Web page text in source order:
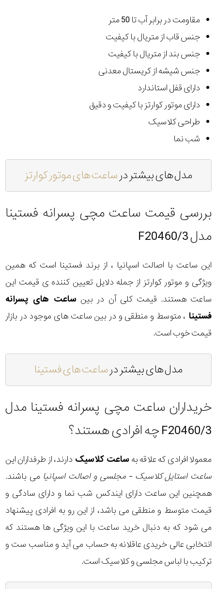
مقاومت در برابر آب تا 50 متر
جنس قاب از متریال با کیفیت
جنس بند از متریال با کیفیت
جنس شیشه از کریستال معدنی
دارای قفل استاندارد
دارای موتور کوارتز با کیفیت و دقیق
طراحی کلاسیک
شب نما
مدل های بیشتر درساعت های موتور کوارتز
بررسی قیمت ساعت مچی پسرانه فستینا
مدل F20460/3
این ساعت با اصالت اسپانیا ، از برند فستینا است که همین
ویژگی و موتور کوارتز از جمله دلایل تعیین کننده ی قیمت این
ساعت هستند. قیمت کلی آن در بین ساعت های پسرانه
فستینا ، متوسط و منطقی و در بین ساعت های موجود در بازار
قیمت خوب است.
مدل های بیشتر درساعت های فستینا
خریداران ساعت مچی پسرانه فستینا مدل
F20460/3 چه افرادی هستند؟
معمولا افرادی که علاقه به ساعت کلاسیک دارند، از طرفداران این
ساعت استایل کلاسیک - مجلسی و اصالت اسپانیا می باشند.
همچنین این ساعت دارای ایندکس شب نما و دارای سادگی و
قیمت متوسط و منطقی می باشد، از این رو به افرادی پیشنهاد
می شود که به دنبال خرید ساعت با این ویژگی ها هستند که
انتخابی عالی خریدی عاقلانه به حساب می آید و مناسب ست و
ترکیب با لباس مجلسی و کلاسیک است.